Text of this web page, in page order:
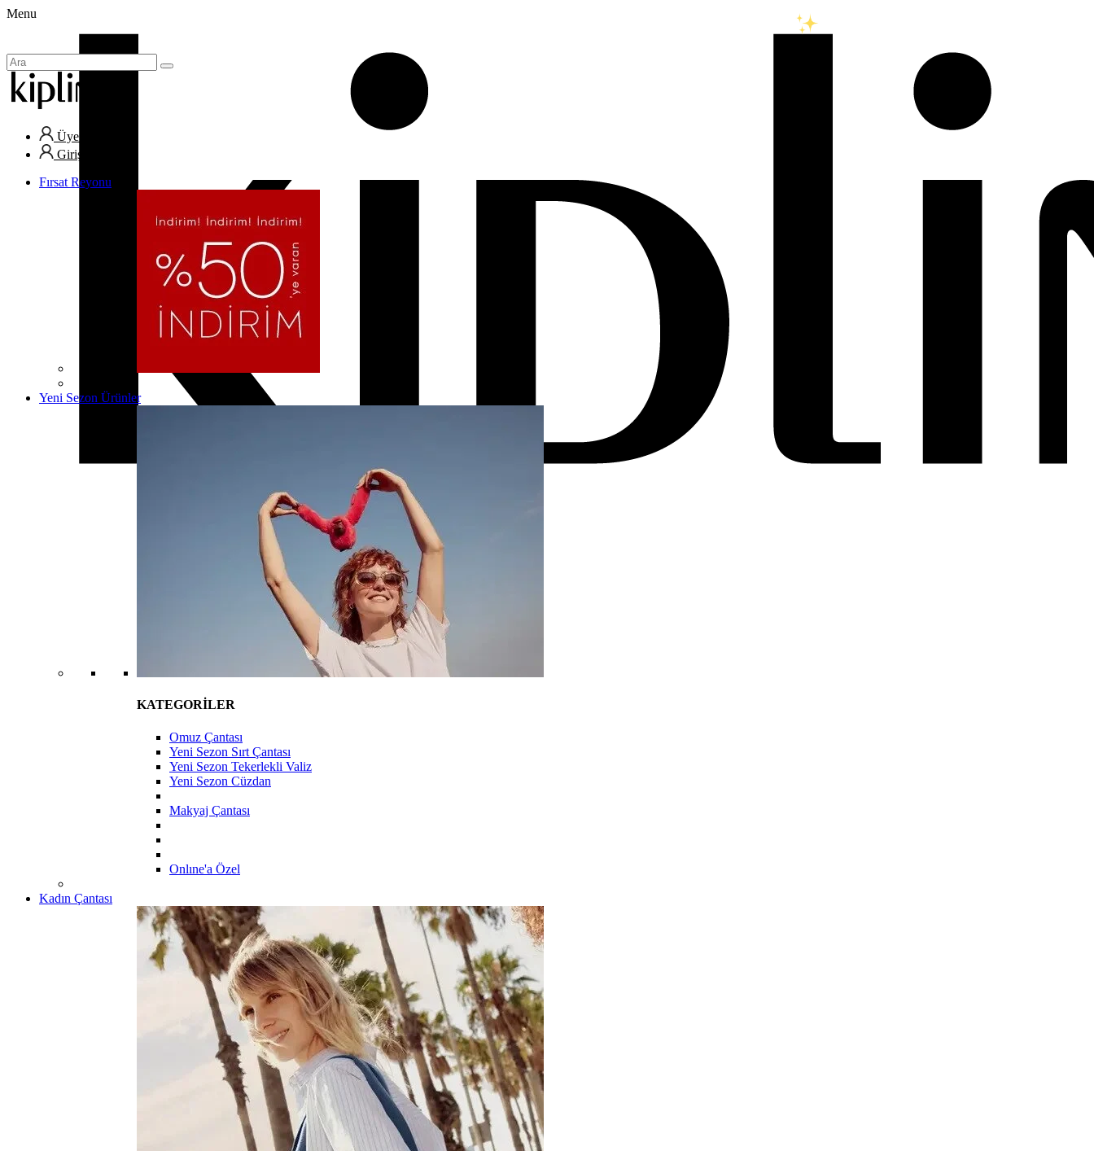
Menu
Üye Ol
Giriş Yap
Fırsat Reyonu
Yeni Sezon Ürünler
KATEGORİLER
Omuz Çantası
Yeni Sezon Sırt Çantası
Yeni Sezon Tekerlekli Valiz
Yeni Sezon Cüzdan
Makyaj Çantası
Onlıne'a Özel
Kadın Çantası